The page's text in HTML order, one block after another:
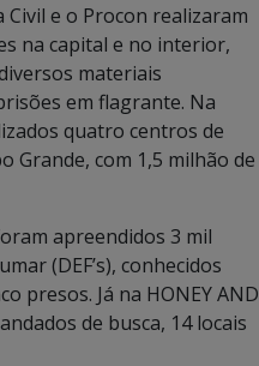
Civil e o Procon realizaram
na capital e no interior,
materiais
em flagrante. Na
quatro centros de
Grande, com 1,5 milhão de
apreendidos 3 mil
(DEF’s), conhecidos
presos. Já na HONEY AND
de busca, 14 locais